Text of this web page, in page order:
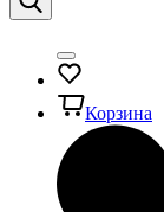
Корзина